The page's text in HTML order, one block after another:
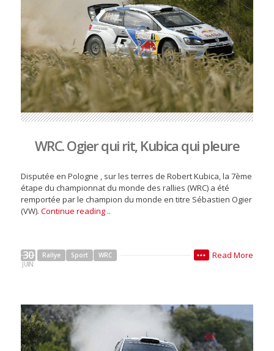
WRC. Ogier qui rit, Kubica qui pleure
Disputée en Pologne , sur les terres de Robert Kubica, la 7ème
étape du championnat du monde des rallies (WRC) a été
remportée par le champion du monde en titre Sébastien Ogier
(VW). Continue reading ..
30
JUIN
Rallye Sport WRC Read More
•••